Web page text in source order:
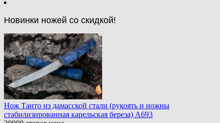
Новинки ножей со скидкой!
Нож Танто из дамасской стали (рукоять и ножны
стабилизированная карельская береза) A693